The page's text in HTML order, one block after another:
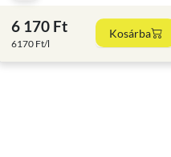
6 170 Ft
6170 Ft/l
Kosárba